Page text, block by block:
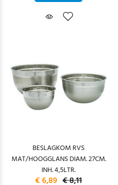
BESLAGKOM RVS
MAT/HOOGGLANS DIAM. 27CM.
INH. 4,5LTR.
€ 6,89 € 8,11